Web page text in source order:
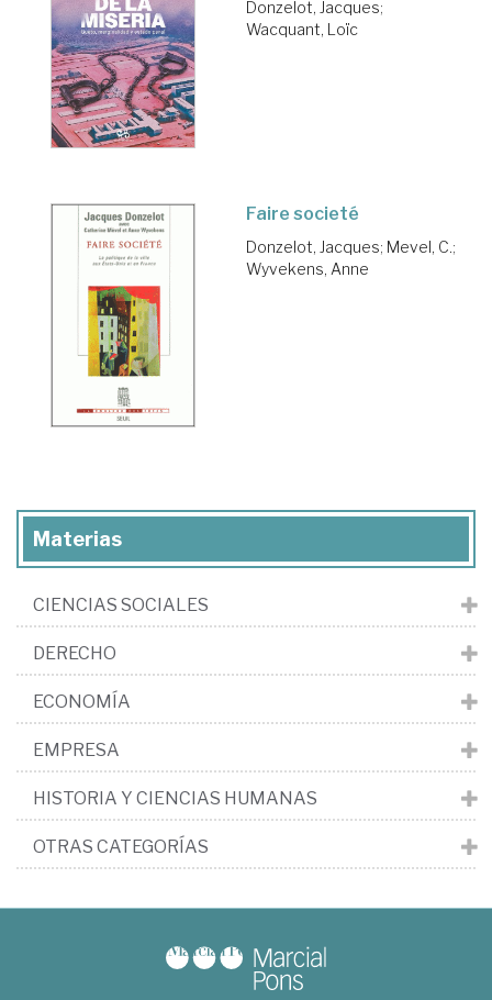
Donzelot, Jacques;
Wacquant, Loïc
Faire societé
Donzelot, Jacques; Mevel, C.;
Wyvekens, Anne
Materias
CIENCIAS SOCIALES
DERECHO
ECONOMÍA
EMPRESA
HISTORIA Y CIENCIAS HUMANAS
OTRAS CATEGORÍAS